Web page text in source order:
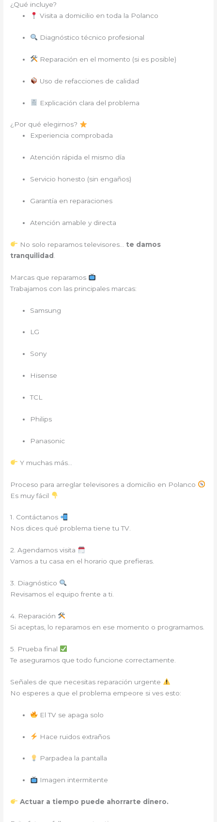
¿Qué incluye?
Visita a domicilio en toda la Polanco
Diagnóstico técnico profesional
Reparación en el momento (si es posible)
Uso de refacciones de calidad
Explicación clara del problema
¿Por qué elegirnos?
Experiencia comprobada
Atención rápida el mismo día
Servicio honesto (sin engaños)
Garantía en reparaciones
Atención amable y directa
No solo reparamos televisores… te damos
tranquilidad
Marcas que reparamos
Trabajamos con las principales marcas:
Samsung
LG
Sony
Hisense
TCL
Philips
Panasonic
Y muchas más…
Proceso para arreglar televisores a domicilio en Polanco
Es muy fácil
1. Contáctanos
Nos dices qué problema tiene tu TV.
2. Agendamos visita
Vamos a tu casa en el horario que prefieras.
3. Diagnóstico
Revisamos el equipo frente a ti.
4. Reparación
Si aceptas, lo reparamos en ese momento o programamos.
5. Prueba final
Te aseguramos que todo funcione correctamente.
Señales de que necesitas reparación urgente
No esperes a que el problema empeore si ves esto:
El TV se apaga solo
Hace ruidos extraños
Parpadea la pantalla
Imagen intermitente
Actuar a tiempo puede ahorrarte dinero.